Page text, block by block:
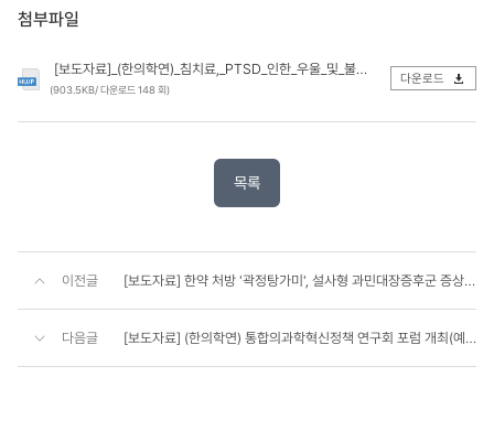
첨부파일
[보도자료]_(한의학연)_침치료,_PTSD_인한_우울_및_불안_개선_효과_확인(업로드).hwp
(903.5KB/ 다운로드 148 회)
다운로드
목록
이전글 [보도자료] 한약 처방 '곽정탕가미', 설사형 과민대장증후군 증상 2배 이상 개선 효과 입증
다음글 [보도자료] (한의학연) 통합의과학혁신정책 연구회 포럼 개최(예정)